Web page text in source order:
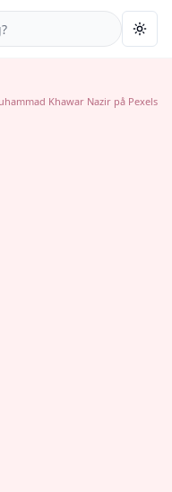
Khawar Nazir på Pexels